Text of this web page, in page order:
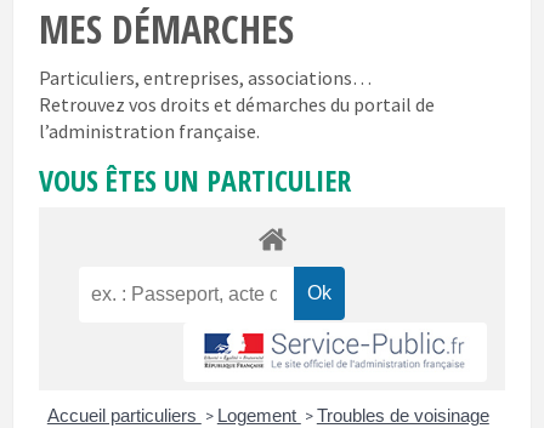
MES DÉMARCHES
Particuliers, entreprises, associations…
Retrouvez vos droits et démarches du portail de
l’administration française.
VOUS ÊTES UN PARTICULIER
Accueil particuliers > Logement >Troubles de voisinage